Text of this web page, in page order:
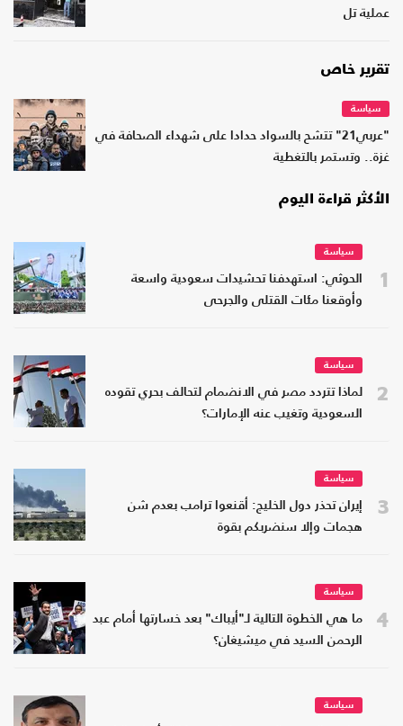
عملية تل
تقرير خاص
سياسة
"عربي21" تتشح بالسواد حدادا على شهداء الصحافة في
غزة.. وتستمر بالتغطية
الأكثر قراءة اليوم
1
سياسة
الحوثي: استهدفنا تحشيدات سعودية واسعة
وأوقعنا مئات القتلى والجرحى
2
سياسة
لماذا تتردد مصر في الانضمام لتحالف بحري تقوده
السعودية وتغيب عنه الإمارات؟
3
سياسة
إيران تحذر دول الخليج: أقنعوا ترامب بعدم شن
هجمات وإلا سنضربكم بقوة
4
سياسة
ما هي الخطوة التالية لـ"أيباك" بعد خسارتها أمام عبد
الرحمن السيد في ميشيغان؟
سياسة